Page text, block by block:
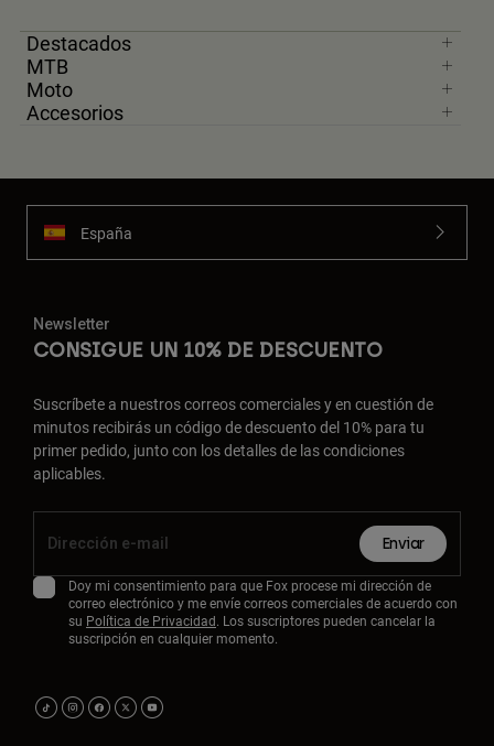
Destacados
MTB
Moto
Accesorios
España
Newsletter
CONSIGUE UN 10% DE DESCUENTO
Suscríbete a nuestros correos comerciales y en cuestión de
minutos recibirás un código de descuento del 10% para tu
primer pedido, junto con los detalles de las condiciones
aplicables.
Enviar
Doy mi consentimiento para que Fox procese mi dirección de
correo electrónico y me envíe correos comerciales de acuerdo con
su Política de Privacidad. Los suscriptores pueden cancelar la
suscripción en cualquier momento.